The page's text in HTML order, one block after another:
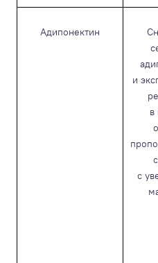
Адипонектин
и
в
с